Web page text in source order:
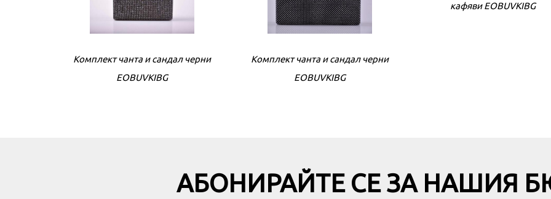
Комплект чанта и сандал черни
EOBUVKIBG
Комплект чанта и сандал черни
EOBUVKIBG
кафяви EOBUVKIBG
АБОНИРАЙТЕ СЕ ЗА НАШИЯ